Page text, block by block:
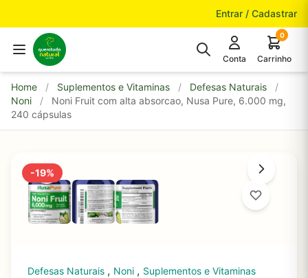
Entrar / Cadastrar
Conta
0
Carrinho
Home / Suplementos e Vitaminas / Defesas Naturais
/
Noni
/
Noni Fruit com alta absorcao, Nusa Pure, 6.000 mg,
240 cápsulas
-19%
Defesas Naturais , Noni , Suplementos e Vitaminas